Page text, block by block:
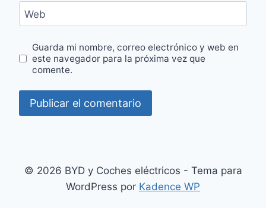
Web
Guarda mi nombre, correo electrónico y web en
este navegador para la próxima vez que
comente.
© 2026 BYD y Coches eléctricos - Tema para
WordPress por Kadence WP